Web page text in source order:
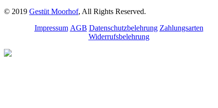
© 2019 Gestüt Moorhof, All Rights Reserved.
Impressum AGB Datenschutzbelehrung Zahlungsarten
Widerrufsbelehrung